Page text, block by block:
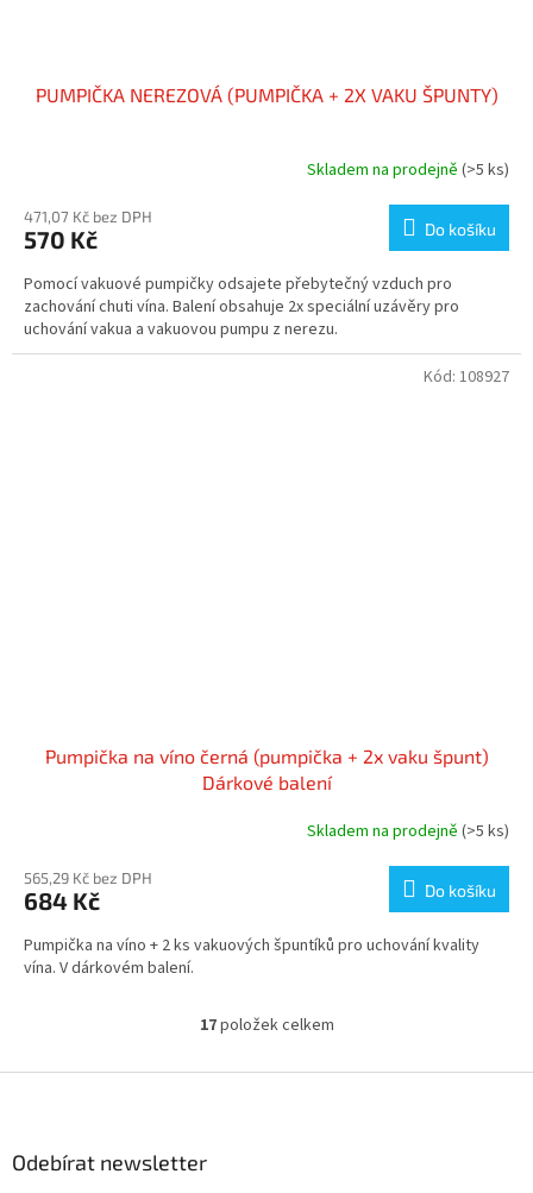
PUMPIČKA NEREZOVÁ (PUMPIČKA + 2X VAKU ŠPUNTY)
Skladem na prodejně (>5 ks)
471,07 Kč bez DPH
570 Kč Do košíku
Pomocí vakuové pumpičky odsajete přebytečný vzduch pro
zachování chuti vína. Balení obsahuje 2x speciální uzávěry pro
uchování vakua a vakuovou pumpu z nerezu.
Pumpička na víno černá (pumpička + 2x vaku špunt)
Dárkové balení
Skladem na prodejně (>5 ks)
565,29 Kč bez DPH
684 Kč Do košíku
Pumpička na víno + 2 ks vakuových špuntíků pro uchování kvality
vína. V dárkovém balení.
Kód: 108927
O
l
17položek celkem
Odebírat newsletter